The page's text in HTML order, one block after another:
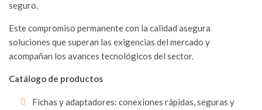
seguro.
Este compromiso permanente con la calidad asegura
soluciones que superan las exigencias del mercado y
acompañan los avances tecnológicos del sector.
Catálogo de productos
Fichas y adaptadores: conexiones rápidas, seguras y